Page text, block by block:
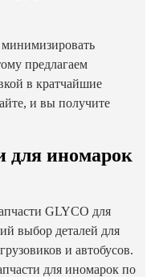
предлагаем
в кратчайшие
и вы получите
для иномарок
GLYCO для
выбор деталей для
и автобусов.
для иномарок по